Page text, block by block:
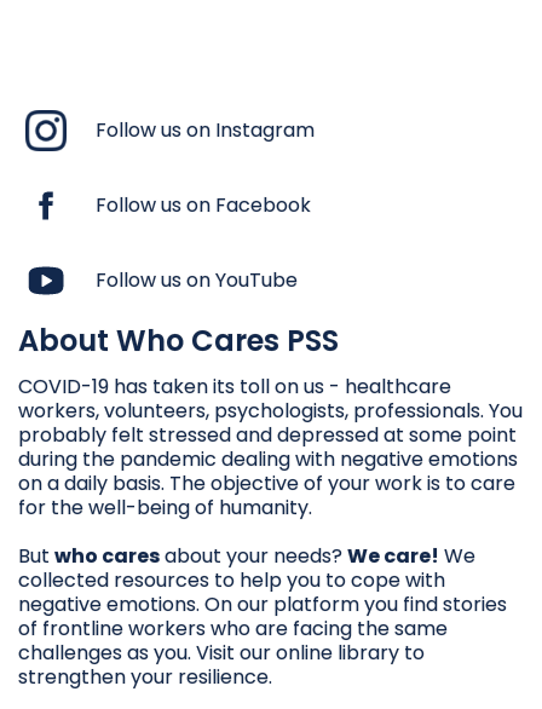
Follow us on Instagram
Follow us on Facebook
Follow us on YouTube
About Who Cares PSS
COVID-19 has taken its toll on us - healthcare
workers, volunteers, psychologists, professionals. You
probably felt stressed and depressed at some point
during the pandemic dealing with negative emotions
on a daily basis. The objective of your work is to care
for the well-being of humanity.
But who caresabout your needs?We care! We
collected resources to help you to cope with
negative emotions. On our platform you find stories
of frontline workers who are facing the same
challenges as you. Visit our online library to
strengthen your resilience.